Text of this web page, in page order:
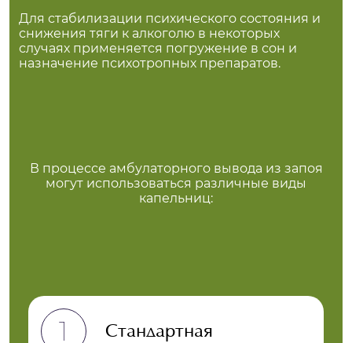
Для стабилизации психического состояния и
снижения тяги к алкоголю в некоторых
случаях применяется погружение в сон и
назначение психотропных препаратов.
В процессе амбулаторного вывода из запоя
могут использоваться различные виды
капельниц:
Стандартная